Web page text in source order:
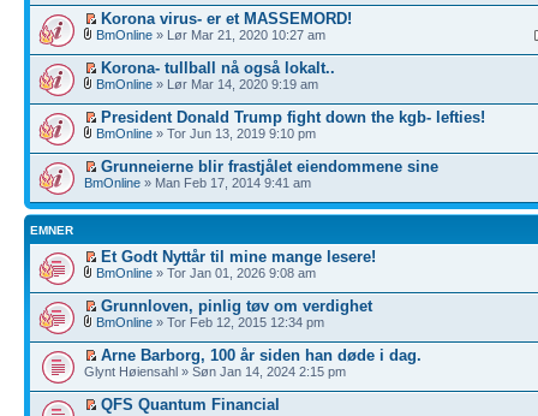
Korona virus- er et MASSEMORD!
BmOnline » Lør Mar 21, 2020 10:27 am
Korona- tullball nå også lokalt..
BmOnline » Lør Mar 14, 2020 9:19 am
President Donald Trump fight down the kgb- lefties!
BmOnline » Tor Jun 13, 2019 9:10 pm
Grunneierne blir frastjålet eiendommene sine
BmOnline » Man Feb 17, 2014 9:41 am
EMNER
Et Godt Nyttår til mine mange lesere!
BmOnline » Tor Jan 01, 2026 9:08 am
Grunnloven, pinlig tøv om verdighet
BmOnline » Tor Feb 12, 2015 12:34 pm
Arne Barborg, 100 år siden han døde i dag.
Glynt Høiensahl » Søn Jan 14, 2024 2:15 pm
QFS Quantum Financial